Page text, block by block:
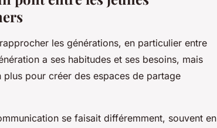
les générations, en particulier entre
a ses habitudes et ses besoins, mais
plus pour créer des espaces de partage
se faisait différemment, souvent en